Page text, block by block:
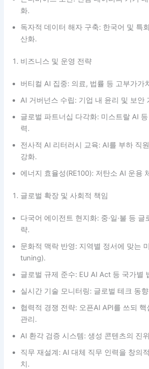
화.
독자적 데이터 해자 구축: 한국어 및 특
산화.
비즈니스 및 운영 전략
버티컬 AI 집중: 의료, 법률 등 고부가가
AI 거버넌스 수립: 기업 내 윤리 및 보안
글로벌 파트너십 다각화: 미스트랄 AI
력.
전사적 AI 리터러시 교육: AI를 부하 직
강화.
에너지 효율성(RE100): 저탄소 AI 운용
글로벌 확장 및 사회적 책임
다국어 에이전트 현지화: 중·일·불 등 글
략.
문화적 맥락 반영: 지역별 정서에 맞는
tuning).
글로벌 규제 준수: EU AI Act 등 국가별
실시간 기술 모니터링: 글로벌 테크 동
협력적 경쟁 전략: 오픈AI API를 쓰되
관리.
AI 환각 검증 시스템: 생성 콘텐츠의 진
직무 재설계: AI 대체 직무 인력을 창의
치.